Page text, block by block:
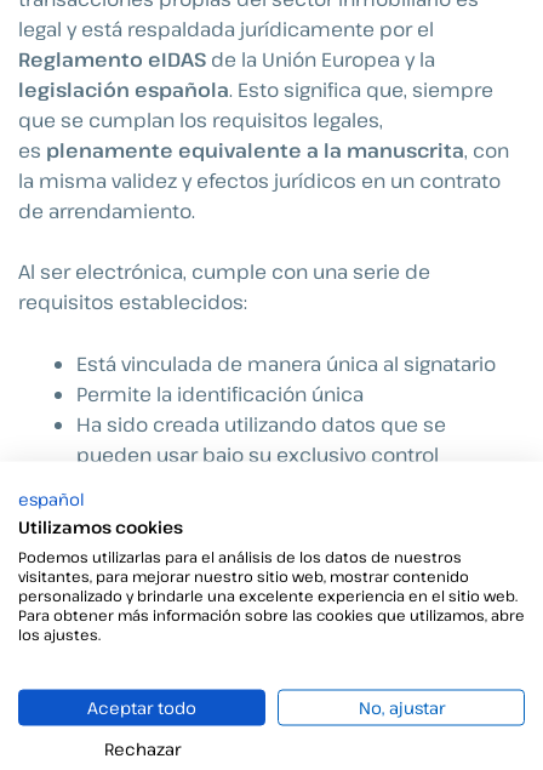
legal y está respaldada jurídicamente por el
Reglamento eIDAS de la Unión Europea y la
legislación española. Esto significa que, siempre
que se cumplan los requisitos legales,
es plenamente equivalente a la manuscrita, con
la misma validez y efectos jurídicos en un contrato
de arrendamiento.
Al ser electrónica, cumple con una serie de
requisitos establecidos:
Está vinculada de manera única al signatario
Permite la identificación única
Ha sido creada utilizando datos que se
pueden usar bajo su exclusivo control
detectada
Propietarios e inmobiliarias ya
gestionan arrendamientos sin
La legalidad y la seguridad en contratos de
arrendamiento ya no son un desafío si se cuenta con
español
Utilizamos cookies
Podemos utilizarlas para el análisis de los datos de nuestros
visitantes, para mejorar nuestro sitio web, mostrar contenido
personalizado y brindarle una excelente experiencia en el sitio web.
Para obtener más información sobre las cookies que utilizamos, abre
los ajustes.
Aceptar todo
No, ajustar
Rechazar